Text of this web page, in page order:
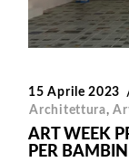
15 Aprile 2023
Architettura,
ART WEEK
PER